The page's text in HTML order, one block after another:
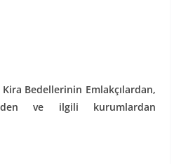
Kira Bedellerinin Emlakçılardan,
ve ilgili kurumlardan